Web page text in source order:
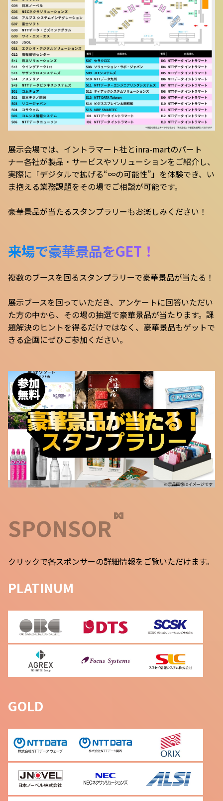
展示会場では、イントラマート社とinra-martのパート
ナー各社が製品・サービスやソリューションをご紹介し、
実際に「デジタルで拡げる“∞の可能性”」を体験でき、い
ま抱える業務課題をその場でご相談が可能です。
豪華景品が当たるスタンプラリーもお楽しみください！
来場で豪華景品をGET！
複数のブースを回るスタンプラリーで豪華景品が当たる！
展示ブースを回っていただき、アンケートに回答いただい
た方の中から、その場の抽選で豪華景品が当たります。課
題解決のヒントを得るだけではなく、豪華景品もゲットで
きる企画にぜひご参加ください。
SPONSOR
クリックで各スポンサーの詳細情報をご覧いただけます。
PLATINUM
GOLD